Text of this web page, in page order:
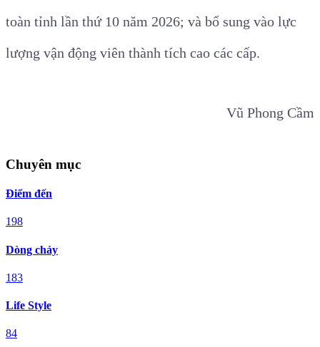
toàn tỉnh lần thứ 10 năm 2026; và bổ sung vào lực
lượng vận động viên thành tích cao các cấp.
Vũ Phong Cầm
Chuyên mục
Điểm đến
198
Dòng chảy
183
Life Style
84